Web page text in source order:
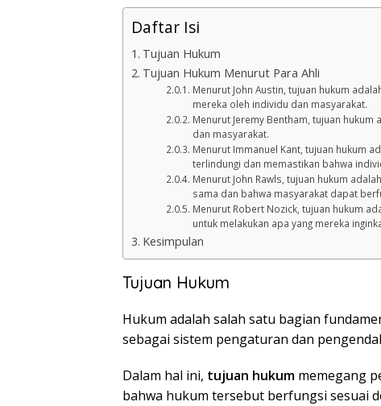
Daftar Isi
Tujuan Hukum
Tujuan Hukum Menurut Para Ahli
Menurut John Austin, tujuan hukum
mereka oleh individu dan masyarakat.
Menurut Jeremy Bentham, tujuan
dan masyarakat.
Menurut Immanuel Kant, tujuan hukum
terlindungi dan memastikan bahwa
Menurut John Rawls, tujuan hukum
sama dan bahwa masyarakat dapat
Menurut Robert Nozick, tujuan hukum
untuk melakukan apa yang mereka
Kesimpulan
Tujuan Hukum
Hukum adalah salah satu bagian
sebagai sistem pengaturan dan
Dalam hal ini, tujuan hukum memegang
bahwa hukum tersebut berfungsi sesuai